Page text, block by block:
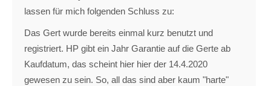
lassen für mich folgenden Schluss zu:
Das Gert wurde bereits einmal kurz benutzt und
registriert. HP gibt ein Jahr Garantie auf die Gerte ab
Kaufdatum, das scheint hier hier der 14.4.2020
gewesen zu sein. So, all das sind aber kaum "harte"